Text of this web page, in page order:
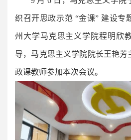
织召开思政示范 “金课” 建设专
州大学马克思主义学院程明欣
导，马克思主义学院院长王艳芳
政课教师参加本次会议。